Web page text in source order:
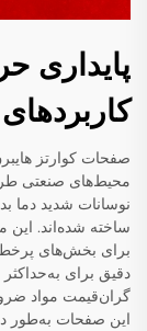
پایداری
صفحات کوارتز
محیط‌های صنعتی
نوسانات شدید دما
ساخته شده‌اند. این
برای بخش‌های
دقیق برای
گران‌قیمت مواد
این صفحات به‌طور